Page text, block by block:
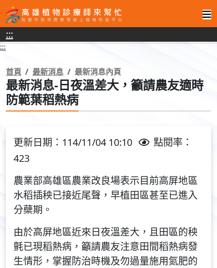
高
雄
植
物
診
療
來
幫
忙
:::
:::
最新消息-日夜溫差大，籲請農友適時
防範葉稻熱病
首頁 最新消息 最新消息內頁
更新日期：114/11/04 10:10
點閱率：
423
農業部高雄區農業改良場表示目前高屏地區
水稻插秧已接近尾聲，早植田區甚至已進入
分蘗期。
由於高屏地區近來日夜溫差大，且田區的秧
氈已現稻熱病，籲請農友注意田間稻熱病發
生情形，掌握防治時機及勿過量施用氮肥的